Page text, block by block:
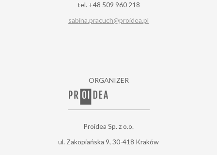
tel. +48 509 960 218
sabina.pracuch@proidea.pl
ORGANIZER
Proidea Sp. z o.o.
ul. Zakopiańska 9, 30-418 Kraków